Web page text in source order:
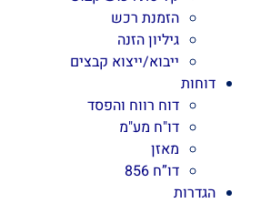
הזמנת רכש
גיליון הזנה
ייבוא/ייצוא קבצים
דוחות
דוח רווח והפסד
דו"ח מע"מ
מאזן
דו”ח 856
הגדרות